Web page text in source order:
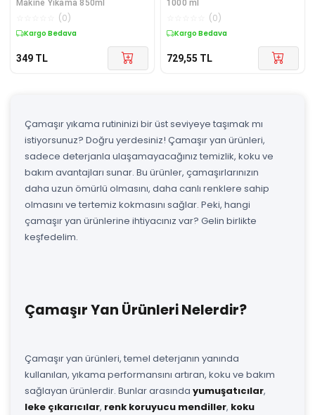
Makine Yıkama 850ml
(0)
Kargo Bedava
349 TL
1000 ml
(0)
Kargo Bedava
729,55 TL
Çamaşır yıkama rutininizi bir üst seviyeye taşımak mı
istiyorsunuz? Doğru yerdesiniz! Çamaşır yan ürünleri,
sadece deterjanla ulaşamayacağınız temizlik, koku ve
bakım avantajları sunar. Bu ürünler, çamaşırlarınızın
daha uzun ömürlü olmasını, daha canlı renklere sahip
olmasını ve tertemiz kokmasını sağlar. Peki, hangi
çamaşır yan ürünlerine ihtiyacınız var? Gelin birlikte
keşfedelim.
Çamaşır Yan Ürünleri Nelerdir?
Çamaşır yan ürünleri, temel deterjanın yanında
kullanılan, yıkama performansını artıran, koku ve bakım
sağlayan ürünlerdir. Bunlar arasında yumuşatıcılar,
leke çıkarıcılar, renk koruyucu mendiller, koku